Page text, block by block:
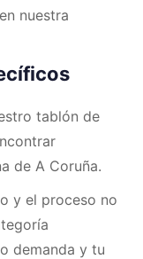
nuestra
tablón de
de A Coruña.
y el proceso no
demanda y tu